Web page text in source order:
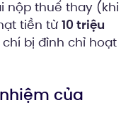
nộp thuế thay (khi
tiền từ 10 triệu
bị đình chỉ hoạt
của